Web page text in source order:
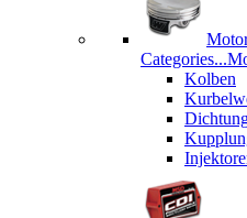
Categories...
Kolben